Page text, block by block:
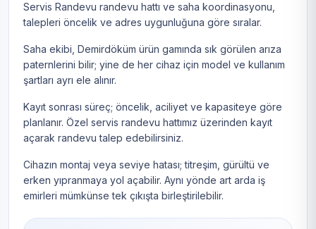
Servis Randevu randevu hattı ve saha koordinasyonu,
talepleri öncelik ve adres uygunluğuna göre sıralar.
Saha ekibi, Demirdöküm ürün gamında sık görülen arıza
paternlerini bilir; yine de her cihaz için model ve kullanım
şartları ayrı ele alınır.
Kayıt sonrası süreç; öncelik, aciliyet ve kapasiteye göre
planlanır. Özel servis randevu hattımız üzerinden kayıt
açarak randevu talep edebilirsiniz.
Cihazın montaj veya seviye hatası; titreşim, gürültü ve
erken yıpranmaya yol açabilir. Aynı yönde art arda iş
emirleri mümkünse tek çıkışta birleştirilebilir.